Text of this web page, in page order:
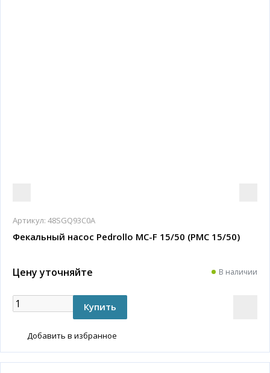
Артикул: 48SGQ93C0A
Фекальный насос Pedrollo MC-F 15/50 (PMC 15/50)
Цену уточняйте В наличии
Добавить в избранное